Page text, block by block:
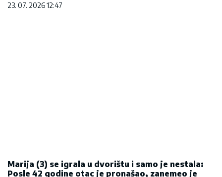
23. 07. 2026 12:47
06. 08. 2026 09:39